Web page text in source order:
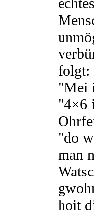
folgt:
"Mei
"4×6
"do
man
hoit